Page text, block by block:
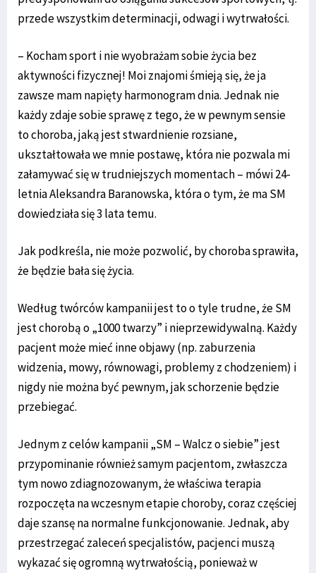
przede wszystkim determinacji, odwagi i wytrwałości.
– Kocham sport i nie wyobrażam sobie życia bez
aktywności fizycznej! Moi znajomi śmieją się, że ja
zawsze mam napięty harmonogram dnia. Jednak nie
każdy zdaje sobie sprawę z tego, że w pewnym sensie
to choroba, jaką jest stwardnienie rozsiane,
ukształtowała we mnie postawę, która nie pozwala mi
załamywać się w trudniejszych momentach – mówi 24-
letnia Aleksandra Baranowska, która o tym, że ma SM
dowiedziała się 3 lata temu.
Jak podkreśla, nie może pozwolić, by choroba sprawiła,
że będzie bała się życia.
Według twórców kampanii jest to o tyle trudne, że SM
jest chorobą o „1000 twarzy” i nieprzewidywalną. Każdy
pacjent może mieć inne objawy (np. zaburzenia
widzenia, mowy, równowagi, problemy z chodzeniem) i
nigdy nie można być pewnym, jak schorzenie będzie
przebiegać.
Jednym z celów kampanii „SM – Walcz o siebie” jest
przypominanie również samym pacjentom, zwłaszcza
tym nowo zdiagnozowanym, że właściwa terapia
rozpoczęta na wczesnym etapie choroby, coraz częściej
daje szansę na normalne funkcjonowanie. Jednak, aby
przestrzegać zaleceń specjalistów, pacjenci muszą
wykazać się ogromną wytrwałością, ponieważ w